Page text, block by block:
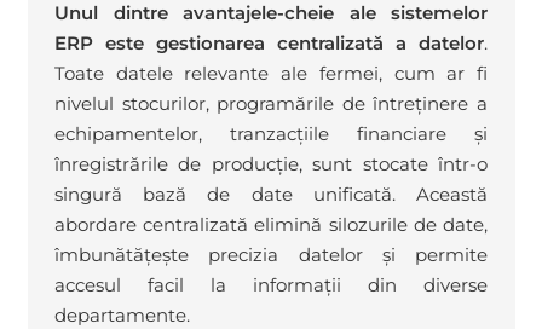
Unul dintre avantajele-cheie ale sistemelor
ERP este gestionarea centralizată a datelor.
Toate datele relevante ale fermei, cum ar fi
nivelul stocurilor, programările de întreținere a
echipamentelor, tranzacțiile financiare și
înregistrările de producție, sunt stocate într-o
singură bază de date unificată. Această
abordare centralizată elimină silozurile de date,
îmbunătățește precizia datelor și permite
accesul facil la informații din diverse
departamente.